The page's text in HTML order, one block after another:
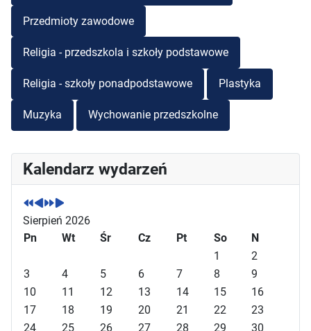
Kalendarz wydarzeń
P
o
p
r
z
e
n
i
r
o
P
o
p
r
z
e
i
m
i
N
a
s
t
ę
N
a
s
t
ę
m
Sierpień 2026
Pn
Wt Śr Cz Pt So
N
1
2
3
4 5 6 7 8
9
10
11 12 13 14 15
16
17
18 19 20 21 22
23
24
25 26 27 28 29
30
Przedmioty zawodowe
Religia - przedszkola i szkoły podstawowe
Religia - szkoły ponadpodstawowe Plastyka
Muzyka Wychowanie przedszkolne